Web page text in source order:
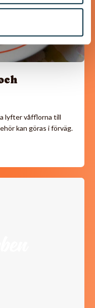
lyfter våfflorna till
kan göras i förväg.